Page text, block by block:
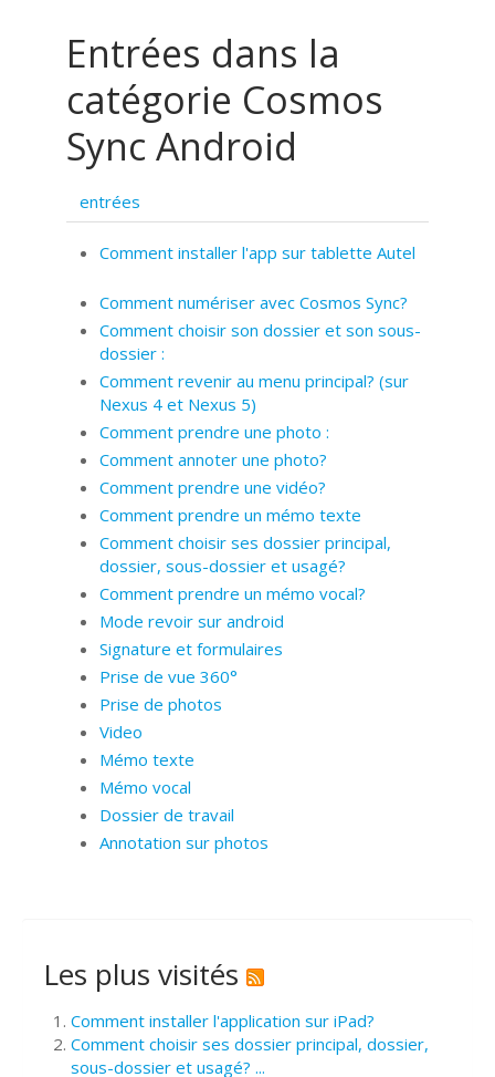
Entrées dans la
catégorie Cosmos
Sync Android
entrées
Comment installer l'app sur tablette Autel
Comment numériser avec Cosmos Sync?
Comment choisir son dossier et son sous-
dossier :
Comment revenir au menu principal? (sur
Nexus 4 et Nexus 5)
Comment prendre une photo :
Comment annoter une photo?
Comment prendre une vidéo?
Comment prendre un mémo texte
Comment choisir ses dossier principal,
dossier, sous-dossier et usagé?
Comment prendre un mémo vocal?
Mode revoir sur android
Signature et formulaires
Prise de vue 360°
Prise de photos
Video
Mémo texte
Mémo vocal
Dossier de travail
Annotation sur photos
Les plus visités
Comment installer l'application sur iPad?
Comment choisir ses dossier principal, dossier,
sous-dossier et usagé? ...